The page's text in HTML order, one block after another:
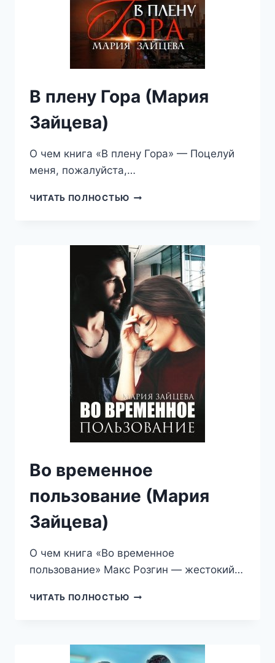
В плену Гора (Мария
Зайцева)
О чем книга «В плену Гора» — Поцелуй
меня, пожалуйста,…
ЧИТАТЬ ПОЛНОСТЬЮ В
ЗАЙЦЕВА)
Во временное
пользование (Мария
Зайцева)
О чем книга «Во временное
пользование» Макс Розгин — жестокий…
ЧИТАТЬ ПОЛНОСТЬЮ ВО
ЗАЙЦЕВА)